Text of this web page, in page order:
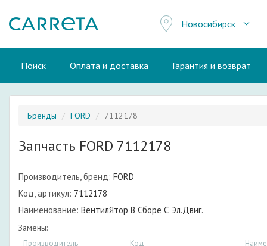
Новосибирск
Поиск Оплата и доставка Гарантия и возврат
Бренды FORD 7112178
Запчасть FORD 7112178
Производитель, бренд: FORD
Код, артикул: 7112178
Наименование: ВентилЯтор В Сборе С Эл.Двиг.
Замены:
Производитель Код